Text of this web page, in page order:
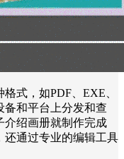
式，如PDF、EXE、
备和平台上分发和查
介绍画册就制作完成
还通过专业的编辑工具